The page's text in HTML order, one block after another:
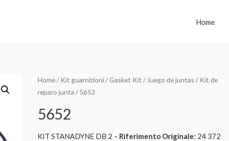
Home
Home/ Kit guarnizioni / Gasket Kit / Juego de juntas / Kit de
reparo junta / 5652
5652
KIT STANADYNE DB 2 – Riferimento Originale: 24 372